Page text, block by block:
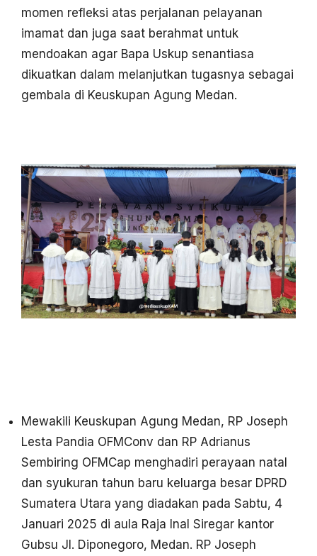
momen refleksi atas perjalanan pelayanan
imamat dan juga saat berahmat untuk
mendoakan agar Bapa Uskup senantiasa
dikuatkan dalam melanjutkan tugasnya sebagai
gembala di Keuskupan Agung Medan.
Mewakili Keuskupan Agung Medan, RP Joseph
Lesta Pandia OFMConv dan RP Adrianus
Sembiring OFMCap menghadiri perayaan natal
dan syukuran tahun baru keluarga besar DPRD
Sumatera Utara yang diadakan pada Sabtu, 4
Januari 2025 di aula Raja Inal Siregar kantor
Gubsu Jl. Diponegoro, Medan. RP Joseph